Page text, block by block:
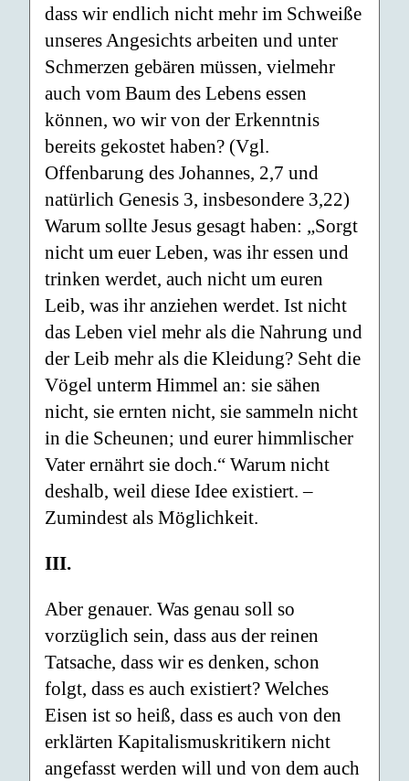
dass wir endlich nicht mehr im Schweiße
unseres Angesichts arbeiten und unter
Schmerzen gebären müssen, vielmehr
auch vom Baum des Lebens essen
können, wo wir von der Erkenntnis
bereits gekostet haben? (Vgl.
Offenbarung des Johannes, 2,7 und
natürlich Genesis 3, insbesondere 3,22)
Warum sollte Jesus gesagt haben: „Sorgt
nicht um euer Leben, was ihr essen und
trinken werdet, auch nicht um euren
Leib, was ihr anziehen werdet. Ist nicht
das Leben viel mehr als die Nahrung und
der Leib mehr als die Kleidung? Seht die
Vögel unterm Himmel an: sie sähen
nicht, sie ernten nicht, sie sammeln nicht
in die Scheunen; und eurer himmlischer
Vater ernährt sie doch.“ Warum nicht
deshalb, weil diese Idee existiert. –
Zumindest als Möglichkeit.
III.
Aber genauer. Was genau soll so
vorzüglich sein, dass aus der reinen
Tatsache, dass wir es denken, schon
folgt, dass es auch existiert? Welches
Eisen ist so heiß, dass es auch von den
erklärten Kapitalismuskritikern nicht
angefasst werden will und von dem auch